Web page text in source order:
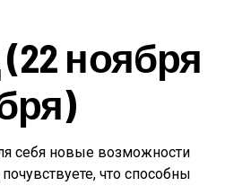
ноября
себя новые возможности
что способны